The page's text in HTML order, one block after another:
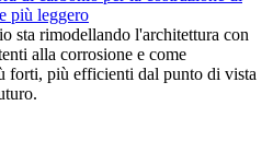
più leggero
sta rimodellando l'architettura con
alla corrosione e come
forti, più efficienti dal punto di vista